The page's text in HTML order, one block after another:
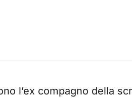
l’ex compagno della